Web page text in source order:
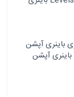
باینری آپشن
آپشن